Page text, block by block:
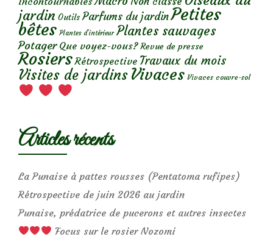
jardin Outils Parfums du jardinPetites
bêtes Plantes d’intérieur Plantes sauvages
Potager Que voyez-vous? Revue de presse
Rosiers Rétrospective Travaux du mois
Visites de jardins Vivaces Vivaces couvre-sol
Articles récents
La Punaise à pattes rousses (Pentatoma rufipes)
Rétrospective de juin 2026 au jardin
Punaise, prédatrice de pucerons et autres insectes
Focus sur le rosier Nozomi